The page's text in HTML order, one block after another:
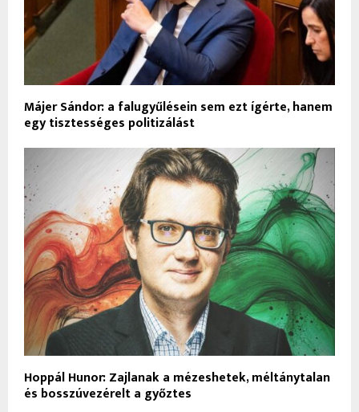
Májer Sándor: a falugyűlésein sem ezt ígérte, hanem
egy tisztességes politizálást
Hoppál Hunor: Zajlanak a mézeshetek, méltánytalan
és bosszúvezérelt a győztes